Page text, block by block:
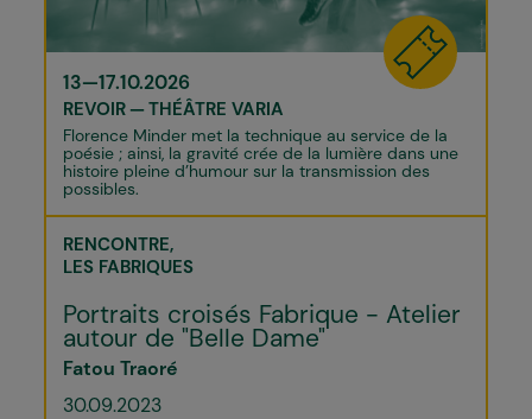
13—17.10.2026
REVOIR THÉÂTRE VARIA
Florence Minder met la technique au service de la
poésie ; ainsi, la gravité crée de la lumière dans une
histoire pleine d’humour sur la transmission des
possibles.
RENCONTRE
LES FABRIQUES
Portraits croisés Fabrique - Atelier
autour de "Belle Dame"
Fatou Traoré
30.09.2023